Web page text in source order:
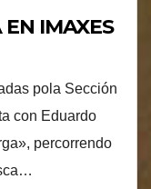
EN IMAXES
pola Sección
con Eduardo
percorrendo